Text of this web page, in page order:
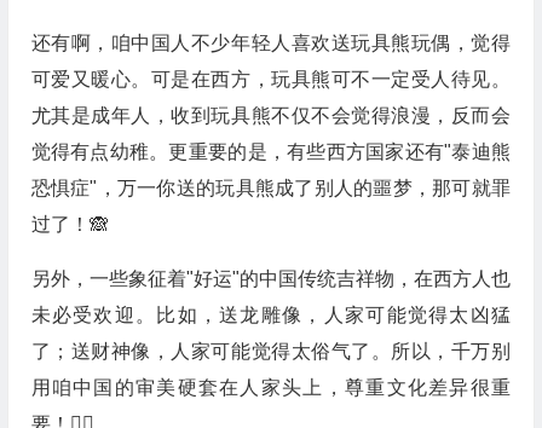
还有啊，咱中国人不少年轻人喜欢送玩具熊玩偶，觉得
可爱又暖心。可是在西方，玩具熊可不一定受人待见。
尤其是成年人，收到玩具熊不仅不会觉得浪漫，反而会
觉得有点幼稚。更重要的是，有些西方国家还有"泰迪熊
恐惧症"，万一你送的玩具熊成了别人的噩梦，那可就罪
过了！🙈
另外，一些象征着"好运"的中国传统吉祥物，在西方人也
未必受欢迎。比如，送龙雕像，人家可能觉得太凶猛
了；送财神像，人家可能觉得太俗气了。所以，千万别
用咱中国的审美硬套在人家头上，尊重文化差异很重
要！🤷‍♀️